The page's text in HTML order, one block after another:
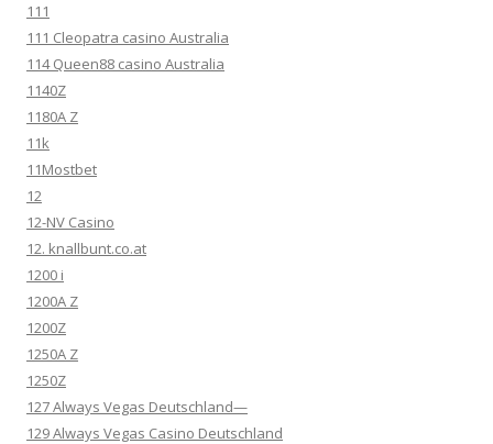
111
111 Cleopatra casino Australia
114 Queen88 casino Australia
1140Z
1180A Z
11k
11Mostbet
12
12-NV Casino
12. knallbunt.co.at
1200 i
1200A Z
1200Z
1250A Z
1250Z
127 Always Vegas Deutschland—
129 Always Vegas Casino Deutschland